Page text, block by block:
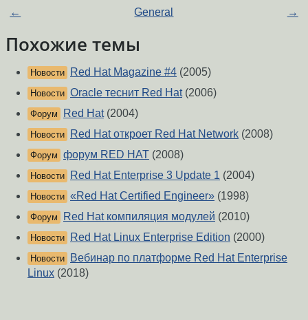
← General →
Похожие темы
Новости Red Hat Magazine #4 (2005)
Новости Oracle теснит Red Hat(2006)
Форум Red Hat(2004)
Новости Red Hat откроет Red Hat Network (2008)
Форум форум RED HAT (2008)
Новости Red Hat Enterprise 3 Update 1 (2004)
Новости «Red Hat Certified Engineer» (1998)
Форум Red Hat компиляция модулей (2010)
Новости Red Hat Linux Enterprise Edition (2000)
Новости
Вебинар по платформе Red Hat Enterprise
Linux (2018)